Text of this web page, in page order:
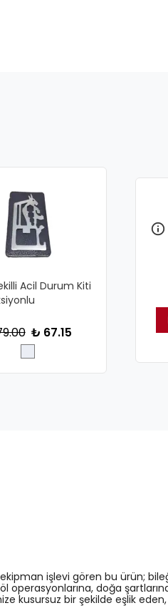
Acil Durum Kiti
₺ 67.15
ekipman işlevi gören bu ürün;
operasyonlarına, doğa
kusursuz bir şekilde eşlik